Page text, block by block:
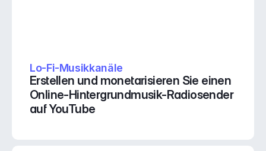
Lo-Fi-Musikkanäle
Erstellen und monetarisieren Sie einen
Online-Hintergrundmusik-Radiosender
auf YouTube